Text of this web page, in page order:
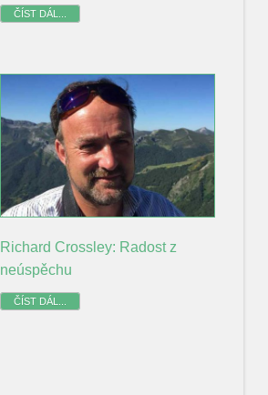
ČÍST DÁL...
Richard Crossley: Radost z
neúspěchu
ČÍST DÁL...